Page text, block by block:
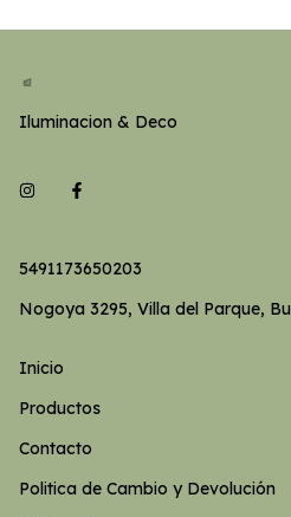
Iluminacion & Deco
5491173650203
Nogoya 3295, Villa del Parque,
Inicio
Productos
Contacto
Politica de Cambio y Devolución